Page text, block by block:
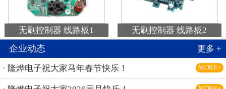
无刷控制器 线路板1 无刷控制器 线路板2
企业动态 更多 +
· 隆烨电子祝大家马年春节快乐！ MORE+